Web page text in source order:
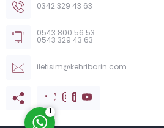
0342 329 43 63
0543 800 56 53
0543 329 43 63
iletisim@kehribarin.com